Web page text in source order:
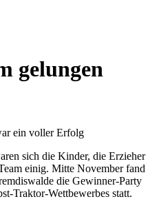
gelungen
ein voller Erfolg
sich die Kinder, die Erzieher
einig. Mitte November fand
die Gewinner-Party
Traktor-Wettbewerbes statt.